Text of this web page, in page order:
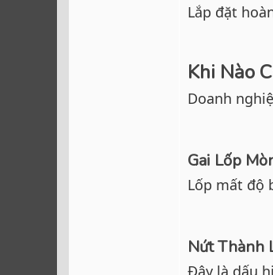
Lắp đặt
Khi Nào
Doanh
Gai Lốp
Lốp mất độ
Nứt Thành
Đây là dấu